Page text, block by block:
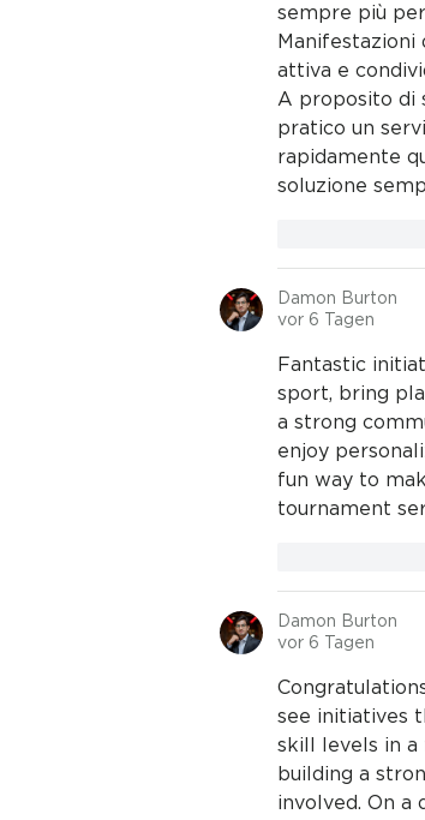
sempre più
attiva e
A proposito di
pratico un
rapidamente
soluzione
Damon Burton
vor 6 Tagen
Fantastic
sport, bring
a strong
enjoy
fun way to
tournament
Damon Burton
vor 6 Tagen
see initiatives
skill levels in
building a
involved. On a